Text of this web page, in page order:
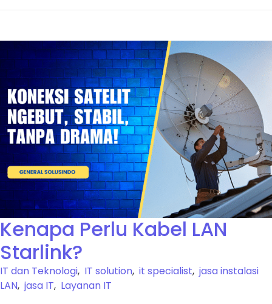
Kenapa Perlu Kabel LAN
Starlink?
IT dan Teknologi, IT solution, it specialist, jasa instalasi
LAN, jasa IT, Layanan IT